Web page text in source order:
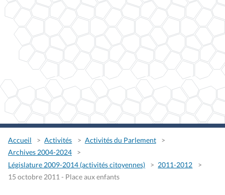
Accueil Activités
Activités du Parlement
Archives 2004-2024
Législature 2009-2014 (activités citoyennes)
2011-2012
15 octobre 2011 - Place aux enfants